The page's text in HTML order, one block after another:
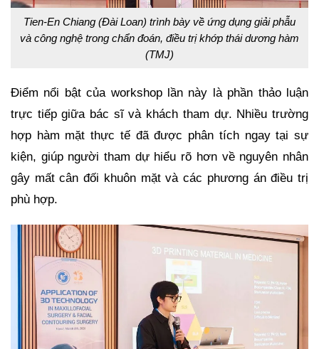
Tien-En Chiang (Đài Loan) trình bày về ứng dụng giải phẫu
và công nghệ trong chẩn đoán, điều trị khớp thái dương hàm
(TMJ)
Điểm nổi bật của workshop lần này là phần thảo luận
trực tiếp giữa bác sĩ và khách tham dự. Nhiều trường
hợp hàm mặt thực tế đã được phân tích ngay tại sự
kiện, giúp người tham dự hiểu rõ hơn về nguyên nhân
gây mất cân đối khuôn mặt và các phương án điều trị
phù hợp.